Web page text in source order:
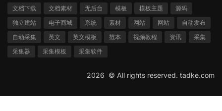
文档下载
文档素材 无后台 模板 模板主题
源码
独立建站
电子商城 系统 素材 网站 网站
自动发布
自动采集
英文 英文模板 范本 视频教程 资讯
采集
采集器
采集模板 采集软件
2026 © All rights reserved. tadke.com